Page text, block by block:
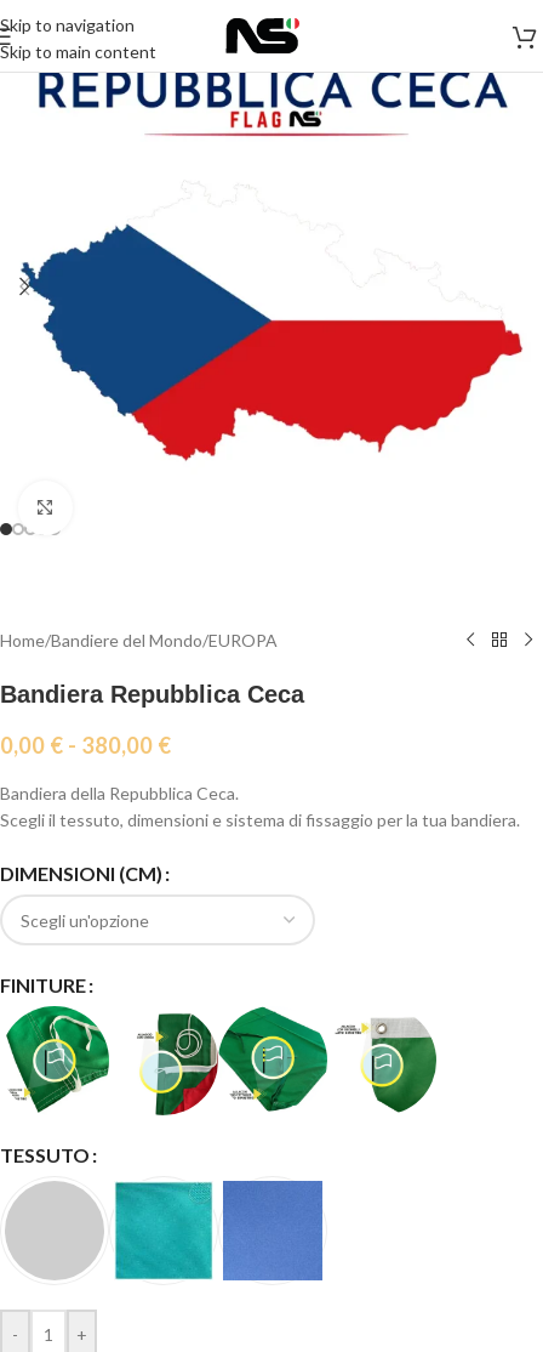
Skip to navigation
Skip to main content
Home/Bandiere del Mondo/EUROPA
Bandiera Repubblica Ceca
0,00 € - 380,00 €
Bandiera della Repubblica Ceca.
Scegli il tessuto, dimensioni e sistema di fissaggio per la tua bandiera.
DIMENSIONI (CM)
FINITURE
TESSUTO
- +